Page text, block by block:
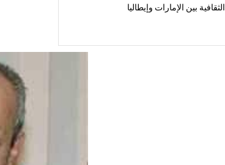
الثقافية بين الإمارات وإيطاليا